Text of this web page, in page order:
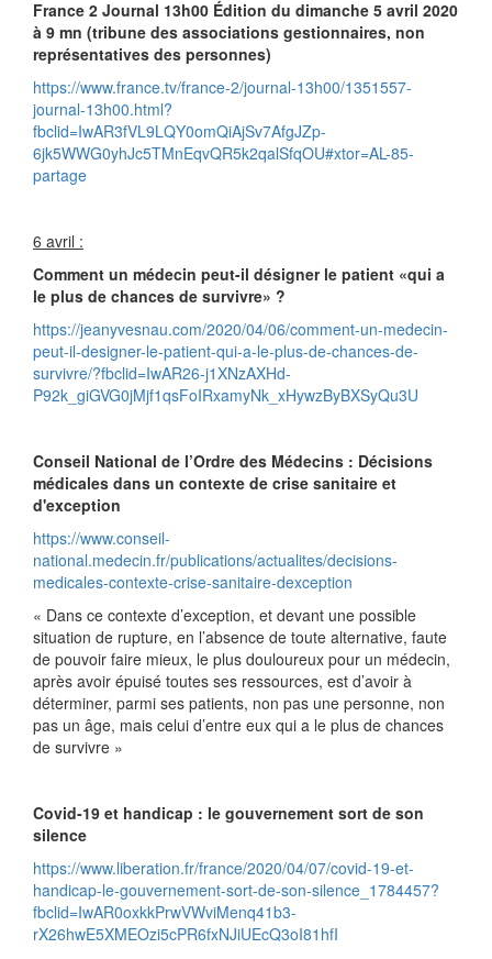
France 2 Journal 13h00 Édition du dimanche 5 avril 2020
à 9 mn (tribune des associations gestionnaires, non
représentatives des personnes)
https://www.france.tv/france-2/journal-13h00/1351557-
journal-13h00.html?
fbclid=IwAR3fVL9LQY0omQiAjSv7AfgJZp-
6jk5WWG0yhJc5TMnEqvQR5k2qalSfqOU#xtor=AL-85-
partage
6 avril :
Comment un médecin peut-il désigner le patient «qui a
le plus de chances de survivre» ?
https://jeanyvesnau.com/2020/04/06/comment-un-medecin-
peut-il-designer-le-patient-qui-a-le-plus-de-chances-de-
survivre/?fbclid=IwAR26-j1XNzAXHd-
P92k_giGVG0jMjf1qsFoIRxamyNk_xHywzByBXSyQu3U
Conseil National de l’Ordre des Médecins : Décisions
médicales dans un contexte de crise sanitaire et
d'exception
https://www.conseil-
national.medecin.fr/publications/actualites/decisions-
medicales-contexte-crise-sanitaire-dexception
« Dans ce contexte d’exception, et devant une possible
situation de rupture, en l’absence de toute alternative, faute
de pouvoir faire mieux, le plus douloureux pour un médecin,
après avoir épuisé toutes ses ressources, est d’avoir à
déterminer, parmi ses patients, non pas une personne, non
pas un âge, mais celui d’entre eux qui a le plus de chances
de survivre »
Covid-19 et handicap : le gouvernement sort de son
silence
https://www.liberation.fr/france/2020/04/07/covid-19-et-
handicap-le-gouvernement-sort-de-son-silence_1784457?
fbclid=IwAR0oxkkPrwVWviMenq41b3-
rX26hwE5XMEOzi5cPR6fxNJiUEcQ3oI81hfI